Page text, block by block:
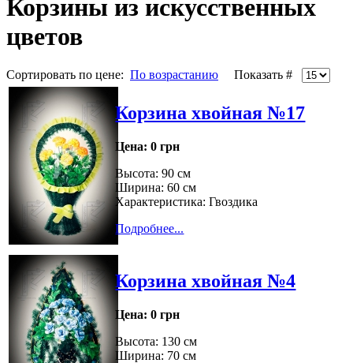
Корзины из искусственных
цветов
Сортировать по цене: По возрастанию Показать #
Корзина хвойная №17
Цена: 0 грн
Высота: 90 см
Ширина: 60 см
Характеристика: Гвоздика
Подробнее...
Корзина хвойная №4
Цена: 0 грн
Высота: 130 см
Ширина: 70 см